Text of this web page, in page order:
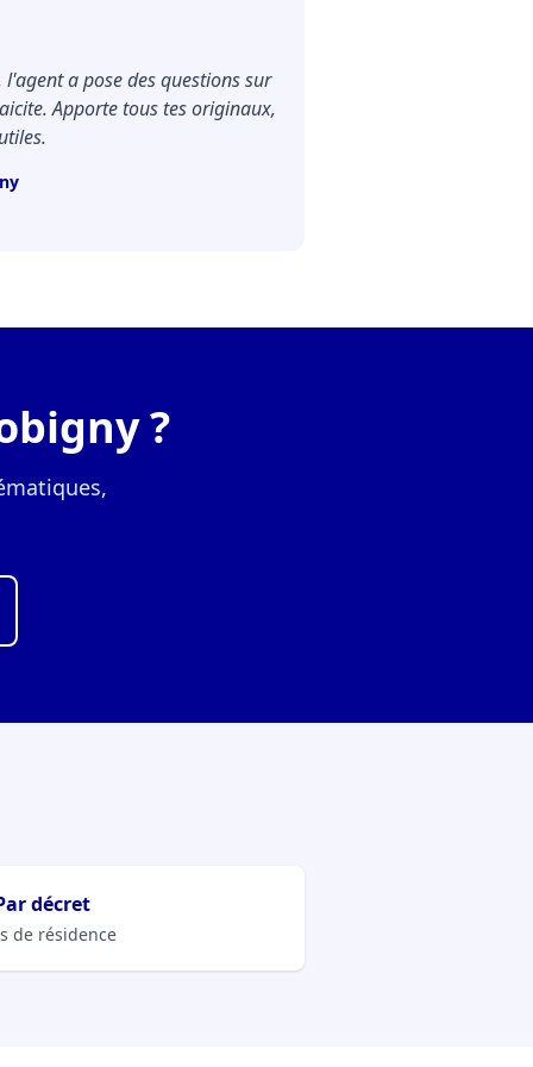
a pose des questions sur
Apporte tous tes originaux,
?
décret
de résidence